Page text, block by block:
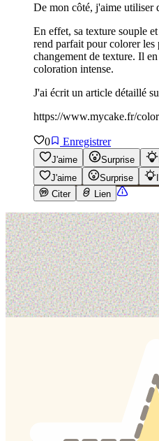
De mon côté, j'aime utiliser
En effet, sa texture souple
rend parfait pour colorer les
changement de texture. Il
coloration intense.
J'ai écrit un article détaillé
https://www.mycake.fr/
0 Enregistrer
J'aime Surprise
J'aime
Surprise
Citer
Lien